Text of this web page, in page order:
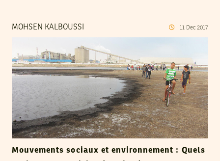
MOHSEN KALBOUSSI 11 Dec 2017
Mouvements sociaux et environnement : Quels